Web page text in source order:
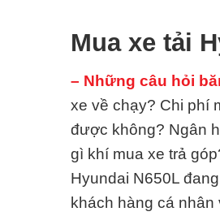
Mua xe tải
– Những câu hỏi
xe về chạy? Chi phí
được không? Ngân
gì khí mua xe trả
Hyundai N650L
khách hàng cá